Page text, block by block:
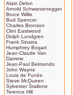
Alain Delon
Arnold Schwarzenegger
Bruce Willis
Bud Spencer
Charles Bronson
Clint Eastwood
Dolph Lundgren
Frank Sinatra
Humphrey Bogart
Jean-Claude Van
Damme
Jean-Paul Belmondo
John Wayne
Louis de Funès
Steve McQueen
Sylvester Stallone
Terence Hill